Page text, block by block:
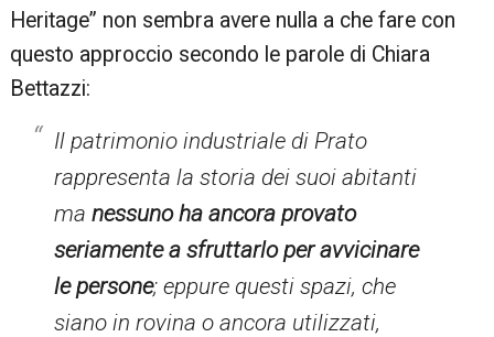
Heritage” non sembra avere nulla a che fare con
questo approccio secondo le parole di Chiara
Bettazzi:
Il patrimonio industriale di Prato
rappresenta la storia dei suoi abitanti
manessuno ha ancora provato
seriamente a sfruttarlo per avvicinare
le persone; eppure questi spazi, che
siano in rovina o ancora utilizzati,